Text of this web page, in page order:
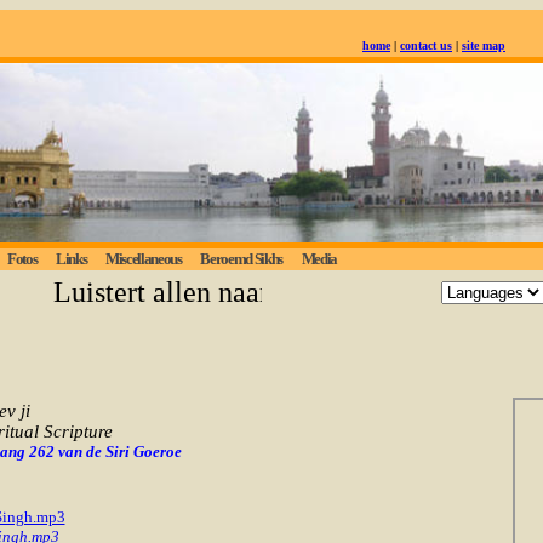
home| contact us | site map
Fotos Links Miscellaneous Beroemd Sikhs Media
Luistert allen naar de eeuwige waarheid;
ji
Scripture
262 van de Siri Goeroe